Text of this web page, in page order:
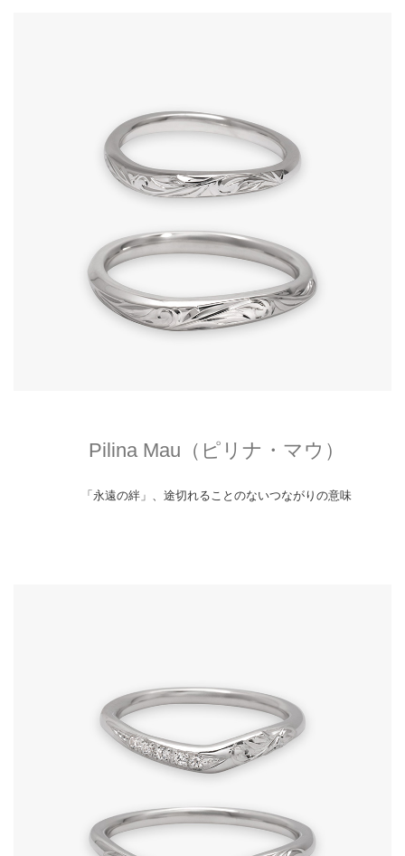
Pilina Mau（ピリナ・マウ）
「永遠の絆」、途切れることのないつながりの意味